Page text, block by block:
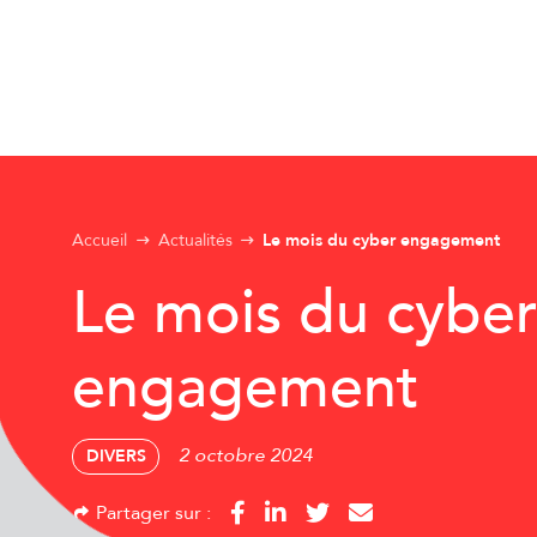
Accueil Actualités Le mois du cyber engagement
Le mois du cyber
engagement
DIVERS 2 octobre 2024
Partager sur :